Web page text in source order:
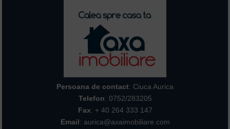
Persoana de contact: Ciuca Aurica
Telefon: 0752/283205
Fax: + 40 264 333 147
Email: aurica@axaimobiliare.com